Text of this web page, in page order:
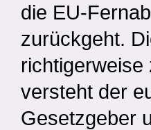
die EU-
zurückgeht.
richtigerweise
versteht der
Gesetzgeber